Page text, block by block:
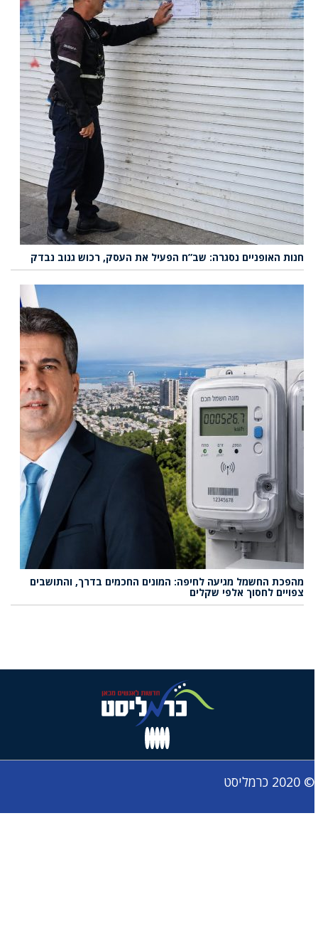
חנות האופניים נסגרה: שב”ח הפעיל את העסק, רכוש גנוב נבדק
מהפכת החשמל מגיעה לחיפה: המונים החכמים בדרך, והתושבים
צפויים לחסוך אלפי שקלים
© 2020 כרמליסט